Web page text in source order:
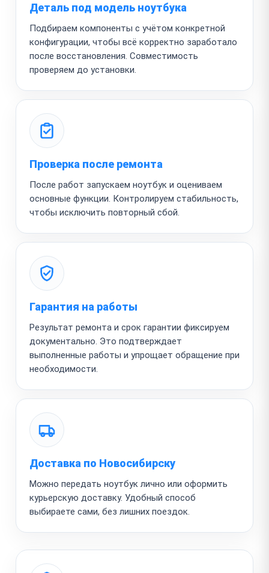
Деталь под модель ноутбука
Подбираем компоненты с учётом конкретной
конфигурации, чтобы всё корректно заработало
после восстановления. Совместимость
проверяем до установки.
Проверка после ремонта
После работ запускаем ноутбук и оцениваем
основные функции. Контролируем стабильность,
чтобы исключить повторный сбой.
Гарантия на работы
Результат ремонта и срок гарантии фиксируем
документально. Это подтверждает
выполненные работы и упрощает обращение при
необходимости.
Доставка по Новосибирску
Можно передать ноутбук лично или оформить
курьерскую доставку. Удобный способ
выбираете сами, без лишних поездок.